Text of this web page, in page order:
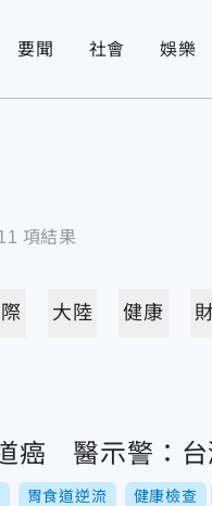
要聞 社會 娛樂
項結果
大陸 健康
癌 醫示警：台
胃食道逆流 健康檢查